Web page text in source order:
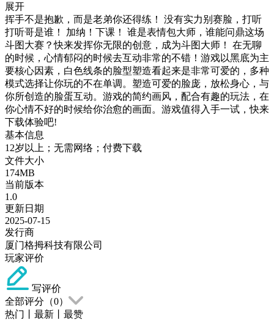
展开
挥手不是抱歉，而是老弟你还得练！ 没有实力别赛脸，打听
打听哥是谁！ 加纳！下课！ 谁是表情包大师，谁能问鼎这场
斗图大赛？快来发挥你无限的创意，成为斗图大师！ 在无聊
的时候，心情郁闷的时候去互动非常的不错！游戏以黑底为主
要核心因素，白色线条的脸型塑造看起来是非常可爱的，多种
模式选择让你玩的不在单调。塑造可爱的脸庞，放松身心，与
你所创造的脸蛋互动。游戏的简约画风，配合有趣的玩法，在
你心情不好的时候给你治愈的画面。游戏值得入手一试，快来
下载体验吧!
基本信息
12岁以上；无需网络；付费下载
文件大小
174MB
当前版本
1.0
更新日期
2025-07-15
发行商
厦门格拇科技有限公司
玩家评价
写评价
全部评分（0）
热门
最新
最赞